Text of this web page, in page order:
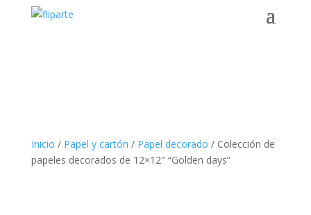
Inicio / Papel y cartón / Papel decorado / Colección de
papeles decorados de 12×12″ “Golden days”